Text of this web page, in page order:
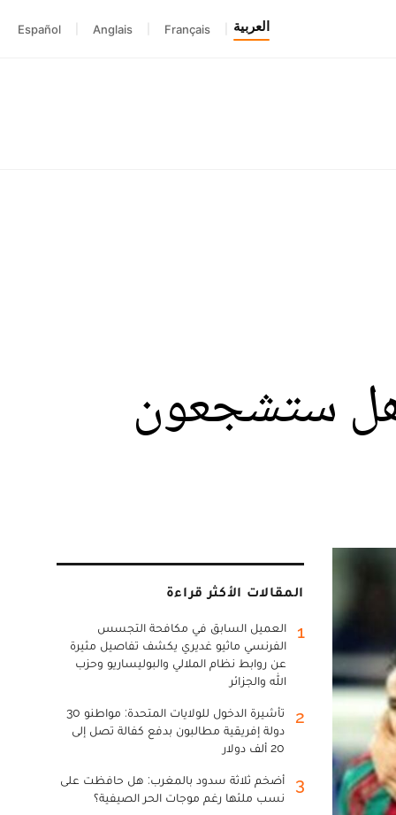
العربية Français
Anglais
Español
ستشجعون
المقالات الأكثر قراءة
1
العميل السابق في مكافحة التجسس
الفرنسي ماثيو غديري يكشف تفاصيل مثيرة
عن روابط نظام الملالي والبوليساريو وحزب
الله والجزائر
2
تأشيرة الدخول للولايات المتحدة: مواطنو 30
دولة إفريقية مطالبون بدفع كفالة تصل إلى
20 ألف دولار
3
أضخم ثلاثة سدود بالمغرب: هل حافظت على
نسب ملئها رغم موجات الحر الصيفية؟